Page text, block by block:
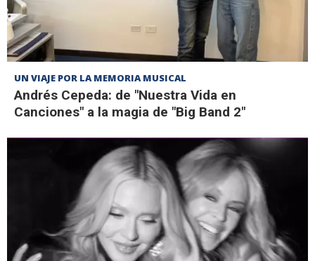
UN VIAJE POR LA MEMORIA MUSICAL
Andrés Cepeda: de "Nuestra Vida en
Canciones" a la magia de "Big Band 2"